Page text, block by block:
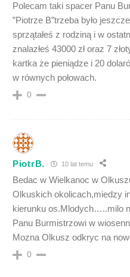
Polecam taki spacer Panu
”Piotrze B”trzeba było
sprzątałeś z rodziną i w
znalazłeś 43000 zł oraz 7
kartka że pieniądze i 20
w równych połowach.
0
PiotrB. 10 lat temu
Bedac w Wielkanoc w
Olkuskich okolicach,miedzy
kierunku os.Mlodych…..milo
Panu Burmistrzowi w
Mozna Olkusz odkryc na
0